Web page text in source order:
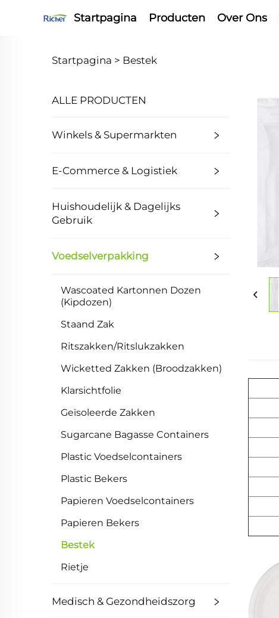
Startpagina Producten Over Ons
Startpagina > Bestek
ALLE PRODUCTEN
Winkels & Supermarkten
E-Commerce & Logistiek
Huishoudelijk & Dagelijks
Gebruik
Voedselverpakking
Wascoated Kartonnen Dozen
(Kipdozen)
Staand Zak
Ritszakken/Ritslukzakken
Wicketted Zakken (Broodzakken)
Klarsichtfolie
Geïsoleerde Zakken
Sugarcane Bagasse Containers
Plastic Voedselcontainers
Plastic Bekers
Papieren Voedselcontainers
Papieren Bekers
Bestek
Rietje
Medisch & Gezondheidszorg